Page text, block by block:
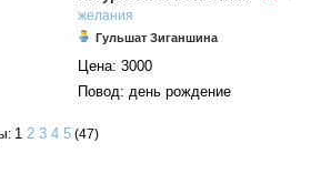
желания
Гульшат Зиганшина
Цена: 3000
Повод: день рождение
1 2 3 4 5 (47)